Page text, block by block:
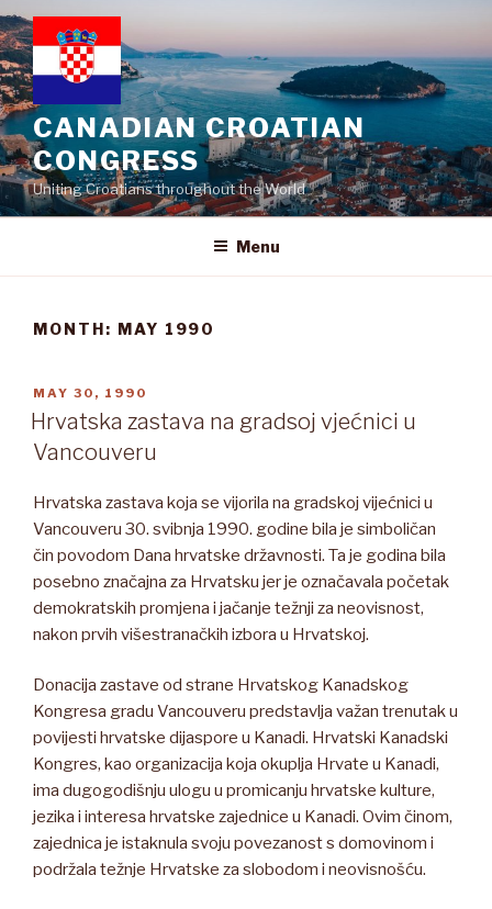
Skip
to
content
CANADIAN CROATIAN
CONGRESS
Uniting Croatians throughout the World
Menu
MONTH: MAY 1990
POSTED
ON
MAY 30, 1990
Hrvatska zastava na gradsoj vjećnici u
Vancouveru
Hrvatska zastava koja se vijorila na gradskoj vijećnici u
Vancouveru 30. svibnja 1990. godine bila je simboličan
čin povodom Dana hrvatske državnosti. Ta je godina bila
posebno značajna za Hrvatsku jer je označavala početak
demokratskih promjena i jačanje težnji za neovisnost,
nakon prvih višestranačkih izbora u Hrvatskoj.
Donacija zastave od strane Hrvatskog Kanadskog
Kongresa gradu Vancouveru predstavlja važan trenutak u
povijesti hrvatske dijaspore u Kanadi. Hrvatski Kanadski
Kongres, kao organizacija koja okuplja Hrvate u Kanadi,
ima dugogodišnju ulogu u promicanju hrvatske kulture,
jezika i interesa hrvatske zajednice u Kanadi. Ovim činom,
zajednica je istaknula svoju povezanost s domovinom i
podržala težnje Hrvatske za slobodom i neovisnošću.